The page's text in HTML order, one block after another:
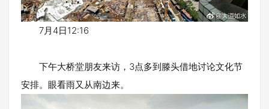
7月4日12:16
下午大桥堂朋友来访，3点多到滕头借地讨论文化节
安排。眼看雨又从南边来。